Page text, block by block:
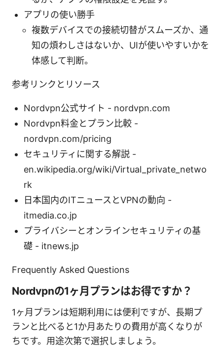
アプリの使い勝手
複数デバイスでの接続切替がスムーズか、通
知の煩わしさはないか、UIが使いやすいかを
体感して判断。
参考リンクとリソース
Nordvpn公式サイト - nordvpn.com
Nordvpn料金とプラン比較 -
nordvpn.com/pricing
セキュリティに関する解説 -
en.wikipedia.org/wiki/Virtual_private_netwo
rk
日本国内のITニュースとVPNの動向 -
itmedia.co.jp
プライバシーとオンラインセキュリティの基
礎 - itnews.jp
Frequently Asked Questions
Nordvpnの1ヶ月プランはお得ですか？
1ヶ月プランは短期利用には便利ですが、長期プ
ランと比べると1か月あたりの費用が高くなりが
ちです。用途次第で選択しましょう。